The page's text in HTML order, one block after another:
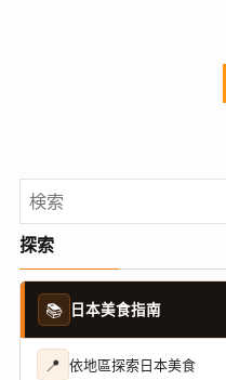
探索
📚 日本美食指南
📍 依地區探索日本美食